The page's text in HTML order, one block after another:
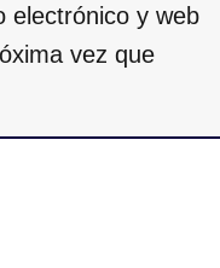
electrónico y web
vez que